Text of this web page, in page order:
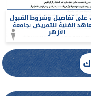
على تفاصيل وشروط القبول
الفنية للتمريض بجامعة
الأزهر